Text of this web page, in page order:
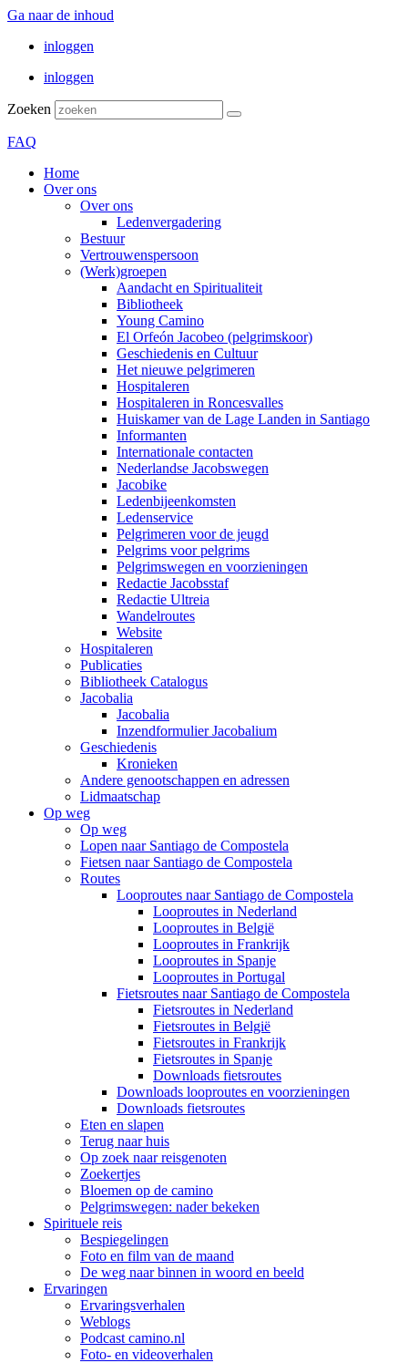
Ga naar de inhoud
inloggen
inloggen
Zoeken
FAQ
Home
Over ons
Over ons
Ledenvergadering
Bestuur
Vertrouwenspersoon
(Werk)groepen
Aandacht en Spiritualiteit
Bibliotheek
Young Camino
El Orfeón Jacobeo (pelgrimskoor)
Geschiedenis en Cultuur
Het nieuwe pelgrimeren
Hospitaleren
Hospitaleren in Roncesvalles
Huiskamer van de Lage Landen in Santiago
Informanten
Internationale contacten
Nederlandse Jacobswegen
Jacobike
Ledenbijeenkomsten
Ledenservice
Pelgrimeren voor de jeugd
Pelgrims voor pelgrims
Pelgrimswegen en voorzieningen
Redactie Jacobsstaf
Redactie Ultreia
Wandelroutes
Website
Hospitaleren
Publicaties
Bibliotheek Catalogus
Jacobalia
Jacobalia
Inzendformulier Jacobalium
Geschiedenis
Kronieken
Andere genootschappen en adressen
Lidmaatschap
Op weg
Op weg
Lopen naar Santiago de Compostela
Fietsen naar Santiago de Compostela
Routes
Looproutes naar Santiago de Compostela
Looproutes in Nederland
Looproutes in België
Looproutes in Frankrijk
Looproutes in Spanje
Looproutes in Portugal
Fietsroutes naar Santiago de Compostela
Fietsroutes in Nederland
Fietsroutes in België
Fietsroutes in Frankrijk
Fietsroutes in Spanje
Downloads fietsroutes
Downloads looproutes en voorzieningen
Downloads fietsroutes
Eten en slapen
Terug naar huis
Op zoek naar reisgenoten
Zoekertjes
Bloemen op de camino
Pelgrimswegen: nader bekeken
Spirituele reis
Bespiegelingen
Foto en film van de maand
De weg naar binnen in woord en beeld
Ervaringen
Ervaringsverhalen
Weblogs
Podcast camino.nl
Foto- en videoverhalen